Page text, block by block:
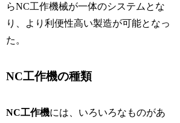
らNC工作機械が一体のシステムとな
り、より利便性高い製造が可能となっ
た。
NC工作機の種類
NC工作機には、いろいろなものがあ